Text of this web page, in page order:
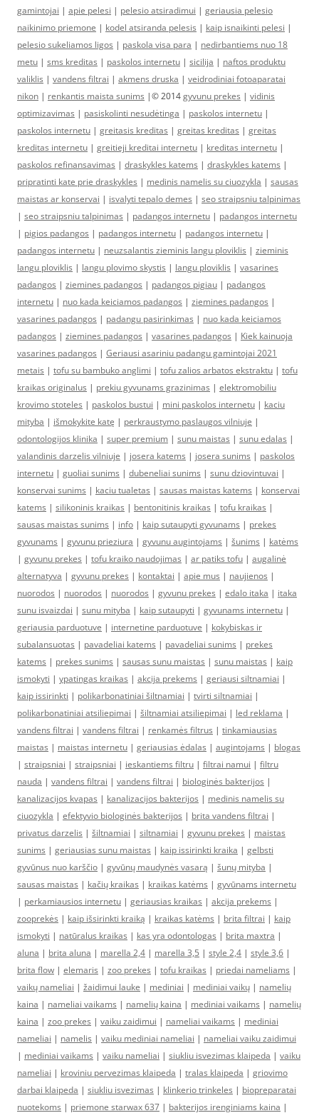
gamintojai | apie pelesi | pelesio atsiradimui | geriausia pelesio
naikinimo priemone | kodel atsiranda pelesis | kaip isnaikinti pelesi |
pelesio sukeliamos ligos | paskola visa para | nedirbantiems nuo 18
metu | sms kreditas | paskolos internetu | sicilija | naftos produktu
valiklis | vandens filtrai | akmens druska | veidrodiniai fotoaparatai
nikon | renkantis maista sunims |© 2014gyvunu prekes | vidinis
optimizavimas | pasiskolinti nesudėtinga | paskolos internetu |
paskolos internetu | greitasis kreditas | greitas kreditas | greitas
kreditas internetu | greitieji kreditai internetu | kreditas internetu |
paskolos refinansavimas | draskykles katems | draskykles katems |
pripratinti kate prie draskykles | medinis namelis su ciuozykla | sausas
maistas ar konservai | isvalyti tepalo demes | seo straipsniu talpinimas
| seo straipsniu talpinimas | padangos internetu | padangos internetu
| pigios padangos | padangos internetu | padangos internetu |
padangos internetu | neuzsalantis zieminis langu ploviklis | zieminis
langu ploviklis | langu plovimo skystis | langu ploviklis | vasarines
padangos | ziemines padangos | padangos pigiau | padangos
internetu | nuo kada keiciamos padangos | ziemines padangos |
vasarines padangos | padangu pasirinkimas | nuo kada keiciamos
padangos | ziemines padangos | vasarines padangos | Kiek kainuoja
vasarines padangos | Geriausi asariniu padangu gamintojai 2021
metais | tofu su bambuko anglimi | tofu zalios arbatos ekstraktu | tofu
kraikas originalus | prekiu gyvunams grazinimas | elektromobiliu
krovimo stoteles | paskolos bustui | mini paskolos internetu | kaciu
mityba | išmokykite katę | perkraustymo paslaugos vilniuje |
odontologijos klinika | super premium | sunu maistas | sunu edalas |
valandinis darzelis vilniuje | josera katems | josera sunims | paskolos
internetu | guoliai sunims | dubeneliai sunims | sunu dziovintuvai |
konservai sunims | kaciu tualetas | sausas maistas katems | konservai
katems | silikoninis kraikas | bentonitinis kraikas | tofu kraikas |
sausas maistas sunims | info | kaip sutaupyti gyvunams | prekes
gyvunams | gyvunu prieziura | gyvunu augintojams | šunims | katėms
| gyvunu prekes | tofu kraiko naudojimas | ar patiks tofu | augalinė
alternatyva | gyvunu prekes | kontaktai | apie mus | naujienos |
nuorodos | nuorodos | nuorodos | gyvunu prekes | edalo itaka | itaka
sunu isvaizdai | sunu mityba | kaip sutaupyti | gyvunams internetu |
geriausia parduotuve | internetine parduotuve | kokybiskas ir
subalansuotas | pavadeliai katems | pavadeliai sunims | prekes
katems | prekes sunims | sausas sunu maistas | sunu maistas | kaip
ismokyti | ypatingas kraikas | akcija prekems | geriausi siltnamiai |
kaip issirinkti | polikarbonatiniai šiltnamiai | tvirti siltnamiai |
polikarbonatiniai atsiliepimai | šiltnamiai atsiliepimai | led reklama |
vandens filtrai | vandens filtrai | renkamės filtrus | tinkamiausias
maistas | maistas internetu | geriausias ėdalas | augintojams | blogas
| straipsniai | straipsniai | ieskantiems filtru | filtrai namui | filtru
nauda | vandens filtrai | vandens filtrai | biologinės bakterijos |
kanalizacijos kvapas | kanalizacijos bakterijos | medinis namelis su
ciuozykla | efektyvio biologinės bakterijos | brita vandens filtrai |
privatus darzelis | šiltnamiai | siltnamiai | gyvunu prekes | maistas
sunims | geriausias sunu maistas | kaip issirinkti kraika | gelbsti
gyvūnus nuo karščio | gyvūnų maudynės vasarą | šunų mityba |
sausas maistas | kačių kraikas | kraikas katėms | gyvūnams internetu
| perkamiausios internetu | geriausias kraikas | akcija prekems |
zooprekės | kaip išsirinkti kraiką | kraikas katėms | brita filtrai | kaip
ismokyti | natūralus kraikas | kas yra odontologas | brita maxtra |
aluna | brita aluna | marella 2,4 | marella 3,5 | style 2,4 | style 3,6 |
brita flow | elemaris | zoo prekes | tofu kraikas | priedai nameliams |
vaikų nameliai | žaidimui lauke | mediniai | mediniai vaikų | namelių
kaina | nameliai vaikams | namelių kaina | mediniai vaikams | namelių
kaina | zoo prekes | vaiku zaidimui | nameliai vaikams | mediniai
nameliai | namelis | vaiku mediniai nameliai | nameliai vaiku zaidimui
| mediniai vaikams | vaiku nameliai | siukliu isvezimas klaipeda | vaiku
nameliai | kroviniu pervezimas klaipeda | tralas klaipeda | griovimo
darbai klaipeda | siukliu isvezimas | klinkerio trinkeles | biopreparatai
nuotekoms | priemone starwax 637 | bakterijos irenginiams kaina |